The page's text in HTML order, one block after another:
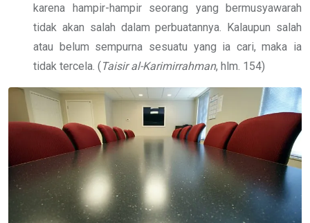
karena hampir-hampir seorang yang bermusyawarah
tidak akan salah dalam perbuatannya. Kalaupun salah
atau belum sempurna sesuatu yang ia cari, maka ia
tidak tercela. (Taisir al-Karimirrahman, hlm. 154)